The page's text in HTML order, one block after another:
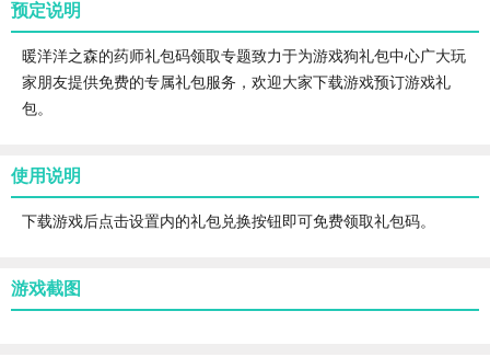
预定说明
暖洋洋之森的药师礼包码领取专题致力于为游戏狗礼包中心广大玩
家朋友提供免费的专属礼包服务，欢迎大家下载游戏预订游戏礼
包。
使用说明
下载游戏后点击设置内的礼包兑换按钮即可免费领取礼包码。
游戏截图